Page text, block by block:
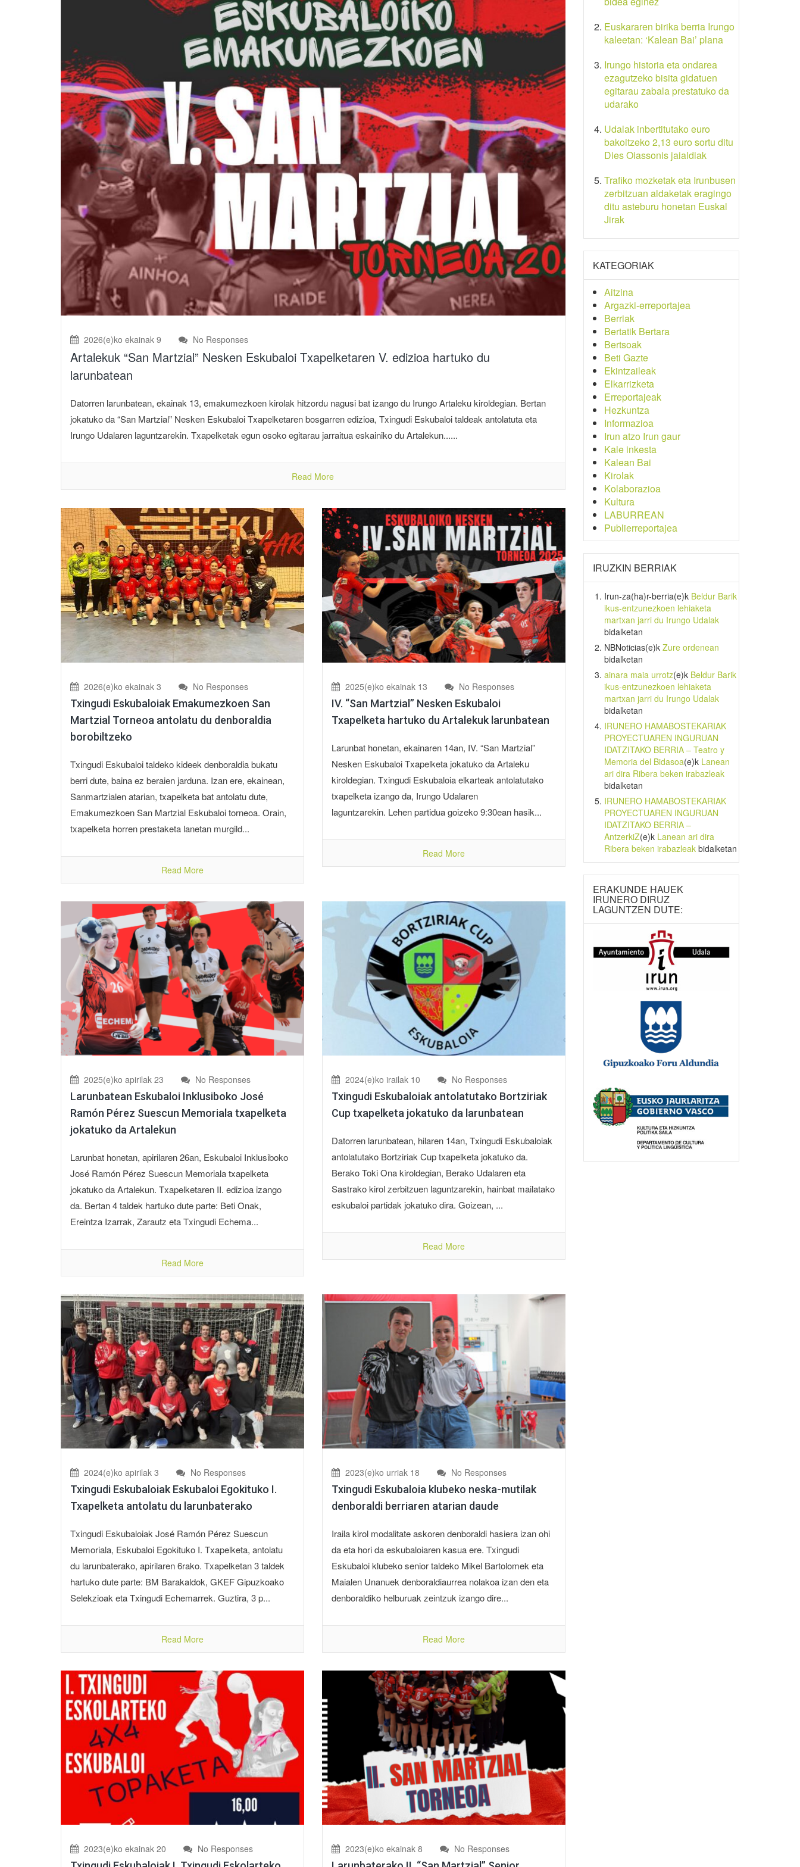
2026(e)ko ekainak 9 No Responses
Artalekuk “San Martzial” Nesken Eskubaloi Txapelketaren V. edizioa hartuko du
larunbatean
Datorren larunbatean, ekainak 13, emakumezkoen kirolak hitzordu nagusi bat izango du Irungo Artaleku kiroldegian. Bertan
jokatuko da “San Martzial” Nesken Eskubaloi Txapelketaren bosgarren edizioa, Txingudi Eskubaloi taldeak antolatuta eta
Irungo Udalaren laguntzarekin. Txapelketak egun osoko egitarau jarraitua eskainiko du Artalekun......
Read More
2026(e)ko ekainak 3 No Responses
Txingudi Eskubaloiak Emakumezkoen San
Martzial Torneoa antolatu du denboraldia
borobiltzeko
Txingudi Eskubaloi taldeko kideek denboraldia bukatu
berri dute, baina ez beraien jarduna. Izan ere, ekainean,
Sanmartzialen atarian, txapelketa bat antolatu dute,
Emakumezkoen San Martzial Eskubaloi torneoa. Orain,
txapelketa horren prestaketa lanetan murgild...
Read More
2025(e)ko ekainak 13 No Responses
IV. “San Martzial” Nesken Eskubaloi
Txapelketa hartuko du Artalekuk larunbatean
Larunbat honetan, ekainaren 14an, IV. “San Martzial”
Nesken Eskubaloi Txapelketa jokatuko da Artaleku
kiroldegian. Txingudi Eskubaloia elkarteak antolatutako
txapelketa izango da, Irungo Udalaren
laguntzarekin. Lehen partidua goizeko 9:30ean hasik...
Read More
2025(e)ko apirilak 23 No Responses
Larunbatean Eskubaloi Inklusiboko José
Ramón Pérez Suescun Memoriala txapelketa
jokatuko da Artalekun
Larunbat honetan, apirilaren 26an, Eskubaloi Inklusiboko
José Ramón Pérez Suescun Memoriala txapelketa
jokatuko da Artalekun. Txapelketaren II. edizioa izango
da. Bertan 4 taldek hartuko dute parte: Beti Onak,
Ereintza Izarrak, Zarautz eta Txingudi Echema...
Read More
2024(e)ko irailak 10 No Responses
Txingudi Eskubaloiak antolatutako Bortziriak
Cup txapelketa jokatuko da larunbatean
Datorren larunbatean, hilaren 14an, Txingudi Eskubaloiak
antolatutako Bortziriak Cup txapelketa jokatuko da.
Berako Toki Ona kiroldegian, Berako Udalaren eta
Sastrako kirol zerbitzuen laguntzarekin, hainbat mailatako
eskubaloi partidak jokatuko dira. Goizean, ...
Read More
2024(e)ko apirilak 3 No Responses
Txingudi Eskubaloiak Eskubaloi Egokituko I.
Txapelketa antolatu du larunbaterako
Txingudi Eskubaloiak José Ramón Pérez Suescun
Memoriala, Eskubaloi Egokituko I. Txapelketa, antolatu
du larunbaterako, apirilaren 6rako. Txapelketan 3 taldek
hartuko dute parte: BM Barakaldok, GKEF Gipuzkoako
Selekzioak eta Txingudi Echemarrek. Guztira, 3 p...
Read More
2023(e)ko urriak 18 No Responses
Txingudi Eskubaloia klubeko neska-mutilak
denboraldi berriaren atarian daude
Iraila kirol modalitate askoren denboraldi hasiera izan ohi
da eta hori da eskubaloiaren kasua ere. Txingudi
Eskubaloi klubeko senior taldeko Mikel Bartolomek eta
Maialen Unanuek denboraldiaurrea nolakoa izan den eta
denboraldiko helburuak zeintzuk izango dire...
Read More
2023(e)ko ekainak 20 No Responses 2023(e)ko ekainak 8 No Responses
Euskararen birika berria Irungo
kaleetan: ‘Kalean Bai’ plana
Irungo historia eta ondarea
ezagutzeko bisita gidatuen
egitarau zabala prestatuko da
udarako
Udalak inbertitutako euro
bakoitzeko 2,13 euro sortu ditu
Dies Oiassonis jaialdiak
Trafiko mozketak eta Irunbusen
zerbitzuan aldaketak eragingo
ditu asteburu honetan Euskal
Jirak
KATEGORIAK
Aitzina
Argazki-erreportajea
Berriak
Bertatik Bertara
Bertsoak
Beti Gazte
Ekintzaileak
Elkarrizketa
Erreportajeak
Hezkuntza
Informazioa
Irun atzo Irun gaur
Kale inkesta
Kalean Bai
Kirolak
Kolaborazioa
Kultura
LABURREAN
Publierreportajea
IRUZKIN BERRIAK
Irun-za(ha)r-berria(e)k Beldur Barik
ikus-entzunezkoen lehiaketa
martxan jarri du Irungo Udalak
bidalketan
NBNoticias(e)k Zure ordenean
bidalketan
ainara maia urrotz(e)k Beldur Barik
ikus-entzunezkoen lehiaketa
martxan jarri du Irungo Udalak
bidalketan
IRUNERO HAMABOSTEKARIAK
PROYECTUAREN INGURUAN
IDATZITAKO BERRIA – Teatro y
Memoria del Bidasoa(e)k Lanean
ari dira Ribera beken irabazleak
bidalketan
IRUNERO HAMABOSTEKARIAK
PROYECTUAREN INGURUAN
IDATZITAKO BERRIA –
AntzerkiZ(e)k Lanean ari dira
Ribera beken irabazleakbidalketan
ERAKUNDE HAUEK
IRUNERO DIRUZ
LAGUNTZEN DUTE: